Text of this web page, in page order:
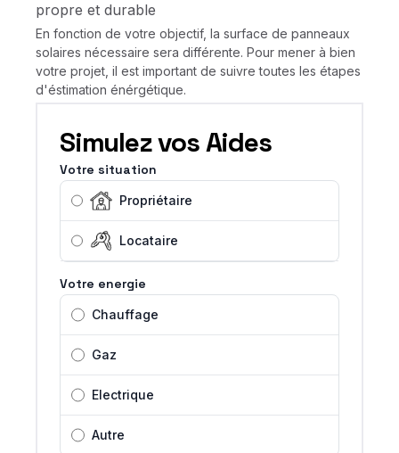
propre et durable
En fonction de votre objectif, la surface de panneaux
solaires nécessaire sera différente. Pour mener à bien
votre projet, il est important de suivre toutes les étapes
d'éstimation énérgétique.
Simulez vos Aides
Votre situation
Propriétaire
Locataire
Votre energie
Chauffage
Gaz
Electrique
Autre